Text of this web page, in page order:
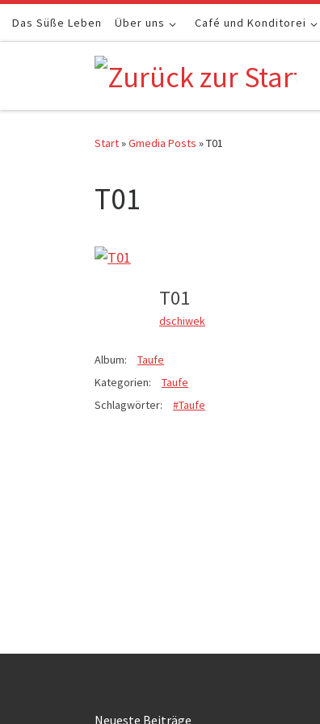
Zum Inhalt springen
Das Süße Leben Über uns Café und Konditorei
Start»Gmedia Posts »T01
T01
T01
dschiwek
Album:
Taufe
Kategorien:
Taufe
Schlagwörter:
#Taufe
Neueste Beiträge